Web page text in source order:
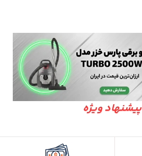
پیشنهاد ویژه